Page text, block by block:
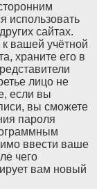
использовать
сайтах.
вашей учётной
храните его в
лицо не
если вы
вы сможете
пароля
ввести ваше
чего
вам новый